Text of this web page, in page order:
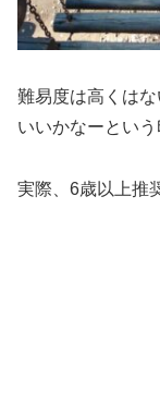
難易度は高くは
いいかなーという
実際、6歳以上推